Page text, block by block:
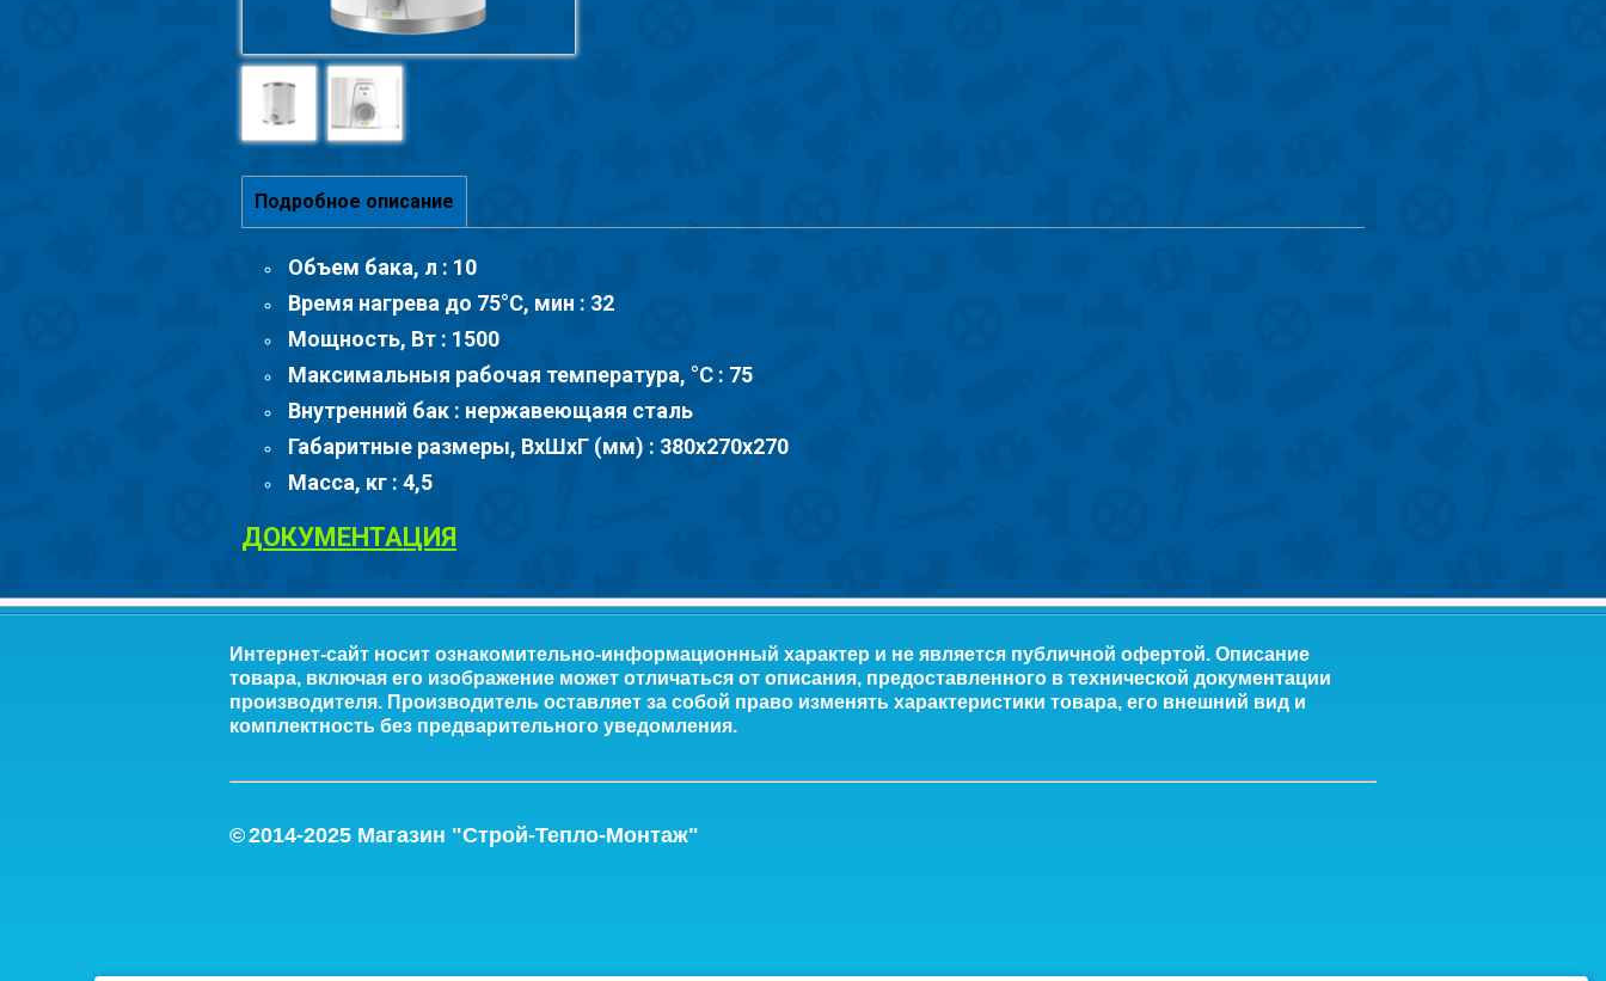
Подробное описание
Объем бака, л : 10
Время нагрева до 75°С, мин : 32
Мощность, Вт : 1500
Максимальныя рабочая температура, °С : 75
Внутренний бак : нержавеющаяя сталь
Габаритные размеры, ВхШхГ (мм) : 380х270х270
Масса, кг : 4,5
ДОКУМЕНТАЦИЯ
Интернет-сайт носит ознакомительно-информационный характер и не является публичной офертой. Описание
товара, включая его изображение может отличаться от описания, предоставленного в технической документации
производителя. Производитель оставляет за собой право изменять характеристики товара, его внешний вид и
комплектность без предварительного уведомления.
©2014-2025 Магазин "Строй-Тепло-Монтаж"